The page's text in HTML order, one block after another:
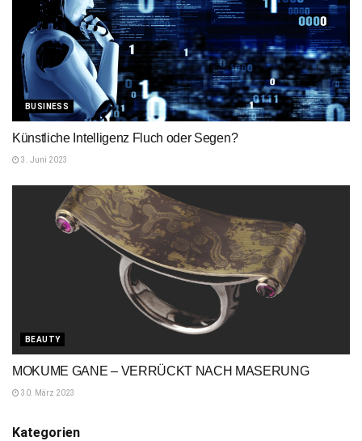
BUSINESS
Künstliche Intelligenz Fluch oder Segen?
3. Juni 2023
BEAUTY
MOKUME GANE – VERRÜCKT NACH MASERUNG
30. März 2023
Kategorien